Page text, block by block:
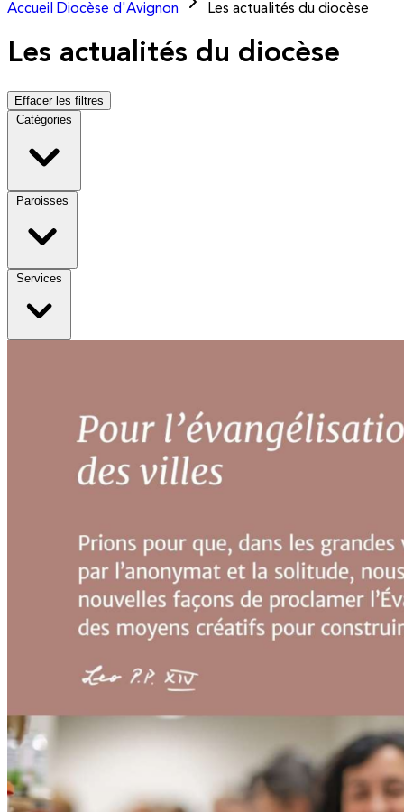
Accueil
Diocèse d'Avignon Les actualités du diocèse
Les actualités du diocèse
Effacer les filtres
Catégories
Paroisses
Services